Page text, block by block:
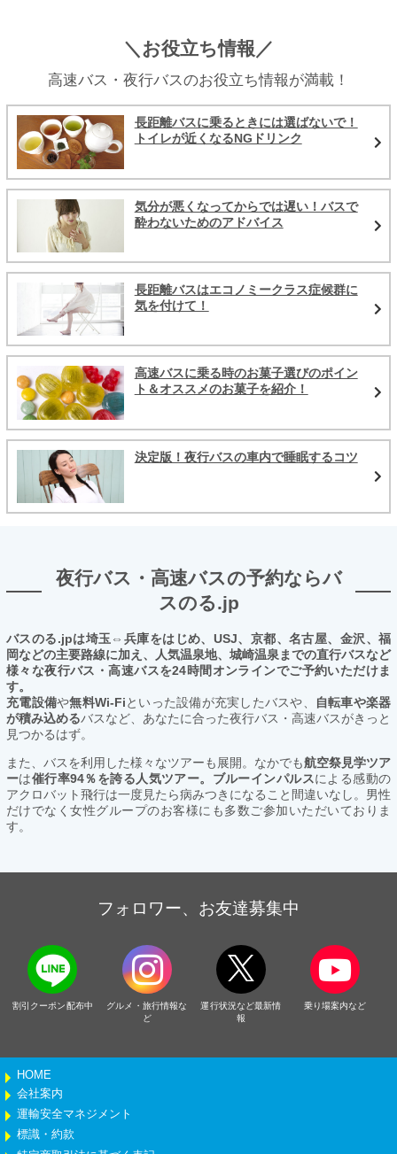
＼お役立ち情報／
高速バス・夜行バスのお役立ち情報が満載！
長距離バスに乗るときには選ばないで！
トイレが近くなるNGドリンク
気分が悪くなってからでは遅い！バスで
酔わないためのアドバイス
長距離バスはエコノミークラス症候群に
気を付けて！
高速バスに乗る時のお菓子選びのポイン
ト＆オススメのお菓子を紹介！
決定版！夜行バスの車内で睡眠するコツ
夜行バス・高速バスの予約ならバ
スのる.jp
バスのる.jpは埼玉⇔兵庫をはじめ、USJ、京都、名古屋、金沢、福
岡などの主要路線に加え、人気温泉地、城崎温泉までの直行バスなど
様々な夜行バス・高速バスを24時間オンラインでご予約いただけま
す。
充電設備や無料Wi-Fiといった設備が充実したバスや、
自転車や楽器
が積み込めるバスなど、あなたに合った夜行バス・高速バスがきっと
見つかるはず。
また、バスを利用した様々なツアーも展開。なかでも航空祭見学ツア
ーは催行率94％を誇る人気ツアー。ブルーインパルスによる感動の
アクロバット飛行は一度見たら病みつきになること間違いなし。男性
だけでなく女性グループのお客様にも多数ご参加いただいておりま
す。
フォロワー、お友達募集中
割引クーポン配布中
グルメ・旅行情報な
ど
運行状況など最新情
報
乗り場案内など
HOME
会社案内
運輸安全マネジメント
標識・約款